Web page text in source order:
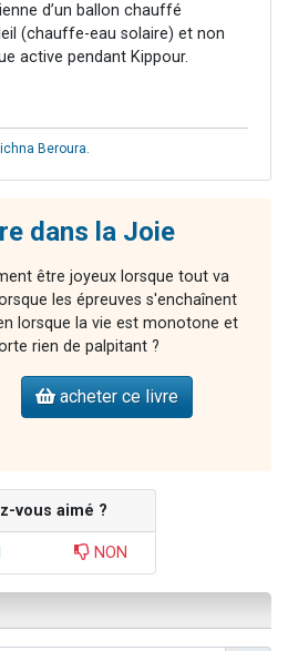
d’un ballon chauffé
(chauffe-eau solaire) et non
active pendant Kippour.
Beroura.
dans la Joie
être joyeux lorsque tout va
les épreuves s'enchaînent
lorsque la vie est monotone et
rien de palpitant ?
acheter ce livre
vous aimé ?
NON